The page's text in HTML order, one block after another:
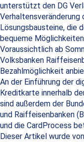
unterstützt den DG
Lösungsbausteine, die
bequeme
Voraussichtlich ab
Volksbanken
Bezahlmöglichkeit
An der Einführung der
Kreditkarte innerhalb
sind außerdem der
und Raiffeisenbanken
und die CardProcess
Dieser Artikel wurde